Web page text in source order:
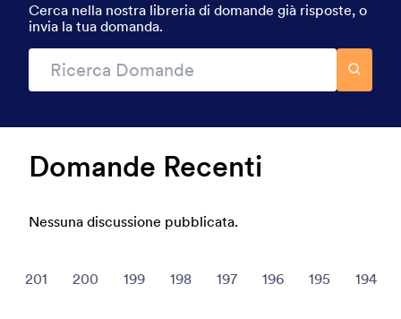
Cerca nella nostra libreria di domande già risposte, o
invia la tua domanda.
Domande Recenti
Nessuna discussione pubblicata.
201 200 199 198 197 196 195 194